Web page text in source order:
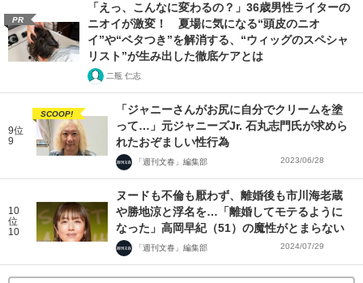
PR
「えっ、こんなに変わるの？」36歳男性ライターの
ニオイが激変！ 夏場に気になる“頭皮のニオ
イ”や“ベタつき”を解消する、“ウィッグのスペシャ
リスト”が生み出した徹底ケアとは
二瓶 仁志
9位
9
SCOOP!
「ジャニーさんがお尻に自分でクリームを塗
って…」元ジャニーズJr. 石丸志門氏が求めら
れたおぞましい性行為
「週刊文春」編集部 2023/06/28
10
位
10
ヌードも不倫も厭わず、離婚後も市川海老蔵
や勝地涼と浮名を…「離婚してモテるように
なった」高岡早紀（51）の魔性がとまらない
「週刊文春」編集部 2024/07/29